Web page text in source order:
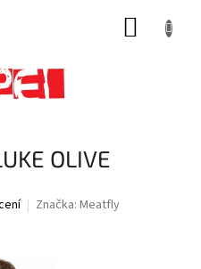
OLIVE
Značka: Meatfly